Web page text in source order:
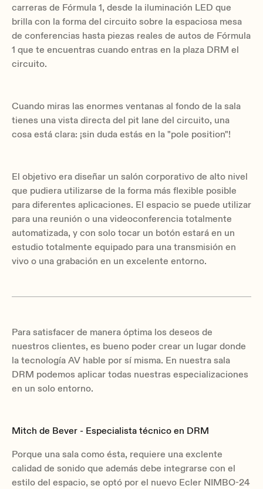
carreras de Fórmula 1, desde la iluminación LED que
brilla con la forma del circuito sobre la espaciosa mesa
de conferencias hasta piezas reales de autos de Fórmula
1 que te encuentras cuando entras en la plaza DRM el
circuito.
Cuando miras las enormes ventanas al fondo de la sala
tienes una vista directa del pit lane del circuito, una
cosa está clara: ¡sin duda estás en la "pole position"!
El objetivo era diseñar un salón corporativo de alto nivel
que pudiera utilizarse de la forma más flexible posible
para diferentes aplicaciones. El espacio se puede utilizar
para una reunión o una videoconferencia totalmente
automatizada, y con solo tocar un botón estará en un
estudio totalmente equipado para una transmisión en
vivo o una grabación en un excelente entorno.
Para satisfacer de manera óptima los deseos de
nuestros clientes, es bueno poder crear un lugar donde
la tecnología AV hable por sí misma. En nuestra sala
DRM podemos aplicar todas nuestras especializaciones
en un solo entorno.
Mitch de Bever - Especialista técnico en DRM
Porque una sala como ésta, requiere una exclente
calidad de sonido que además debe integrarse con el
estilo del espacio, se optó por el nuevo Ecler NIMBO-24